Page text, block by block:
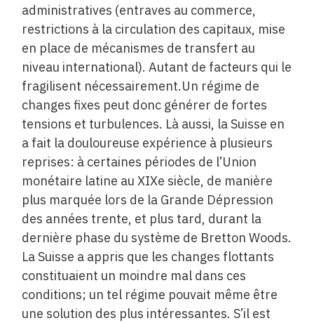
administratives (entraves au commerce,
restrictions à la circulation des capitaux, mise
en place de mécanismes de transfert au
niveau international). Autant de facteurs qui le
fragilisent nécessairement.Un régime de
changes fixes peut donc générer de fortes
tensions et turbulences. Là aussi, la Suisse en
a fait la douloureuse expérience à plusieurs
reprises: à certaines périodes de l’Union
monétaire latine au XIXe siècle, de manière
plus marquée lors de la Grande Dépression
des années trente, et plus tard, durant la
dernière phase du système de Bretton Woods.
La Suisse a appris que les changes flottants
constituaient un moindre mal dans ces
conditions; un tel régime ­pouvait même être
une solution des plus intéressantes. S’il est